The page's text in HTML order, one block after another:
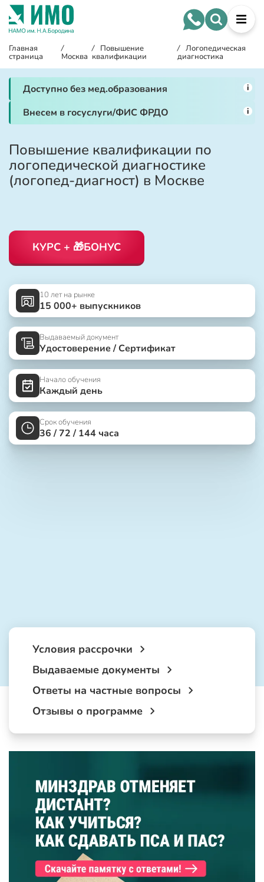
Главная
страница
/
Москва
/ Повышение
квалификации
/ Логопедическая
диагностика
Доступно без мед.образования i
Внесем в госуслуги/ФИС ФРДО i
Повышение квалификации по
логопедической диагностике
(логопед-диагност) в Москве
КУРС + 🎁БОНУС
10 лет на рынке
15 000+ выпускников
Выдаваемый документ
Удостоверение / Сертификат
Начало обучения
Каждый день
Срок обучения
36 / 72 / 144 часа
Условия рассрочки
Выдаваемые документы
Ответы на частные вопросы
Отзывы о программе